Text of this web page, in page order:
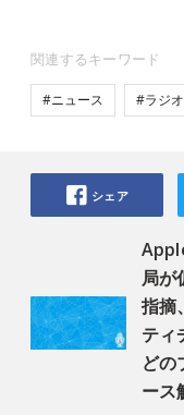
関連するキーワード
#ニュース #ラジオ
局が
指摘
ティ
どの
ース
シェア